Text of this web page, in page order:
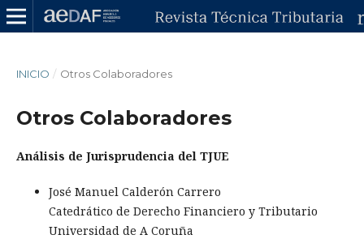
INICIO / Otros Colaboradores
Otros Colaboradores
Análisis de Jurisprudencia del TJUE
José Manuel Calderón Carrero
Catedrático de Derecho Financiero y Tributario
Universidad de A Coruña